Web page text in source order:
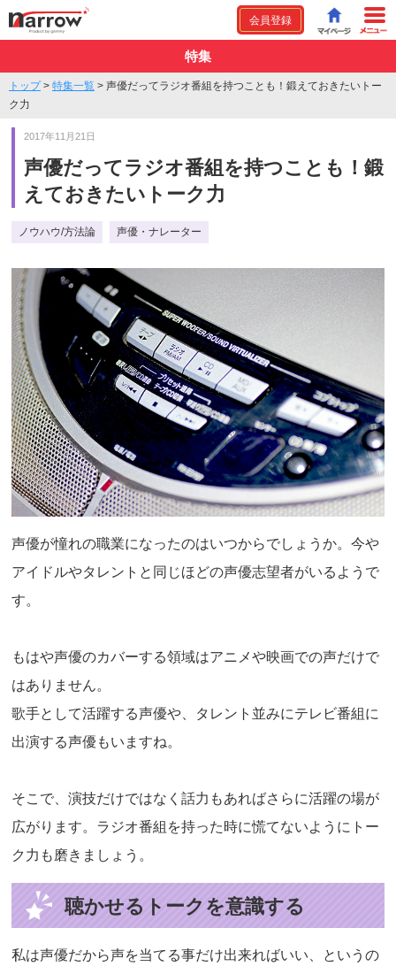
会員登録
特集
トップ> 特集一覧 > 声優だってラジオ番組を持つことも！鍛えておきたいトー
ク力
2017年11月21日
声優だってラジオ番組を持つことも！鍛
えておきたいトーク力
ノウハウ/方法論 声優・ナレーター
声優が憧れの職業になったのはいつからでしょうか。今や
アイドルやタレントと同じほどの声優志望者がいるようで
す。
もはや声優のカバーする領域はアニメや映画での声だけで
はありません。
歌手として活躍する声優や、タレント並みにテレビ番組に
出演する声優もいますね。
そこで、演技だけではなく話力もあればさらに活躍の場が
広がります。ラジオ番組を持った時に慌てないようにトー
ク力も磨きましょう。
聴かせるトークを意識する
私は声優だから声を当てる事だけ出来ればいい、というの